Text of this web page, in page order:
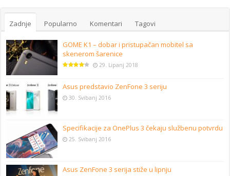
Zadnje Popularno Komentari Tagovi
GOME K1 – dobar i pristupačan mobitel sa
skenerom šarenice
29. Lipanj 2018
Asus predstavio ZenFone 3 seriju
30. Svibanj 2016
Specifikacije za OnePlus 3 čekaju službenu potvrdu
25. Svibanj 2016
Asus ZenFone 3 serija stiže u lipnju